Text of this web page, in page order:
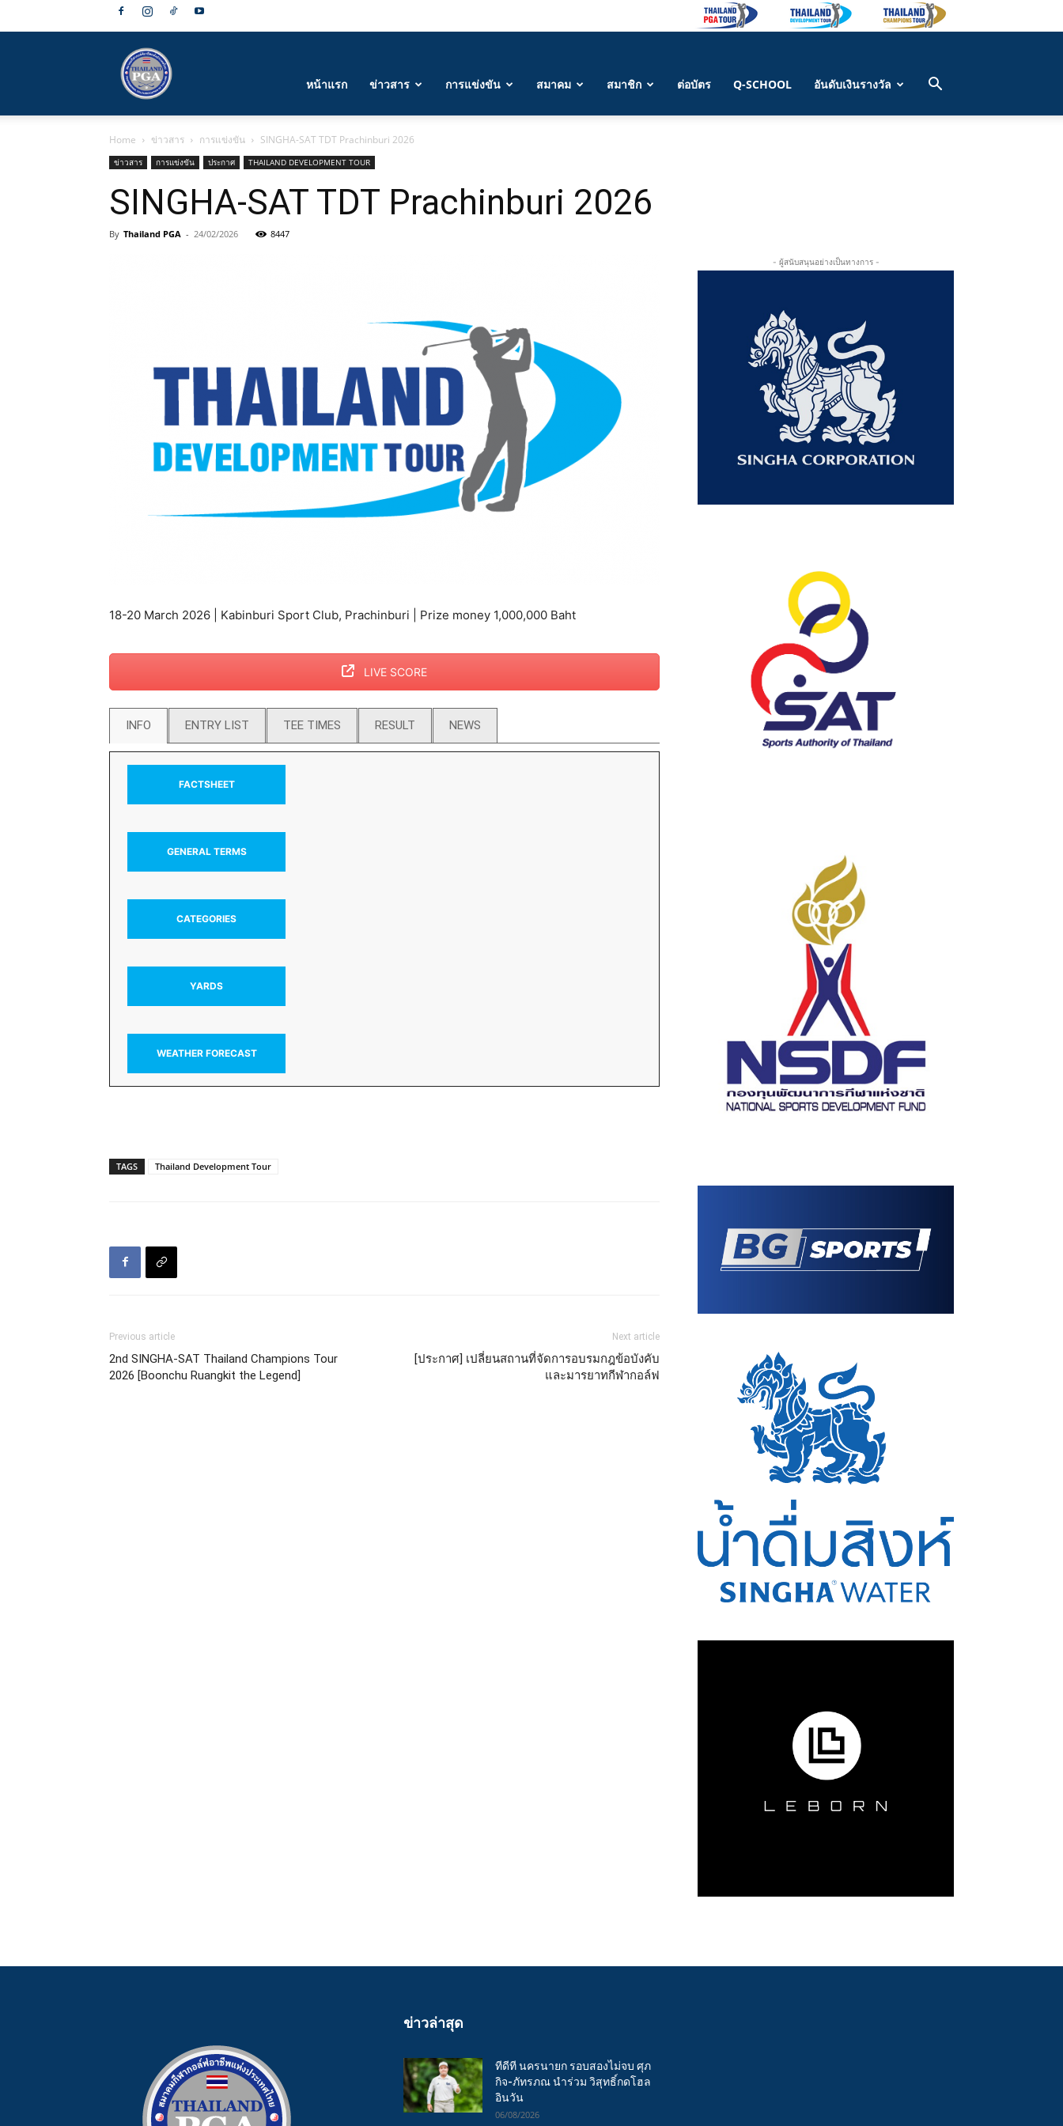
กีฬา
กอล์ฟ
แห่ง
หน้าแรก ข่าวสาร การแข่งขัน สมาคม สมาชิก ต่อบัตร Q-SCHOOL อันดับเงินรางวัล
Home ข่าวสาร การแข่งขัน SINGHA-SAT TDT Prachinburi 2026
ข่าวสาร การแข่งขัน ประกาศ THAILAND DEVELOPMENT TOUR
SINGHA-SAT TDT Prachinburi 2026
By Thailand PGA - 24/02/2026 8447
18-20 March 2026 | Kabinburi Sport Club, Prachinburi | Prize money 1,000,000 Baht
LIVE SCORE
INFO ENTRY LIST TEE TIMES RESULT NEWS
FACTSHEET
GENERAL TERMS
CATEGORIES
YARDS
WEATHER FORECAST
TAGS Thailand Development Tour
Previous article
2nd SINGHA-SAT Thailand Champions Tour
2026 [Boonchu Ruangkit the Legend]
Next article
[ประกาศ] เปลี่ยนสถานที่จัดการอบรมกฎข้อบังคับ
และมารยาทกีฬากอล์ฟ
- ผู้สนับสนุนอย่างเป็นทางการ -
ข่าวล่าสุด
ทีดีที นครนายก รอบสองไม่จบ ศุภ
กิจ-ภัทรภณ นำร่วม วิสุทธิ์กดโฮล
อินวัน
06/08/2026